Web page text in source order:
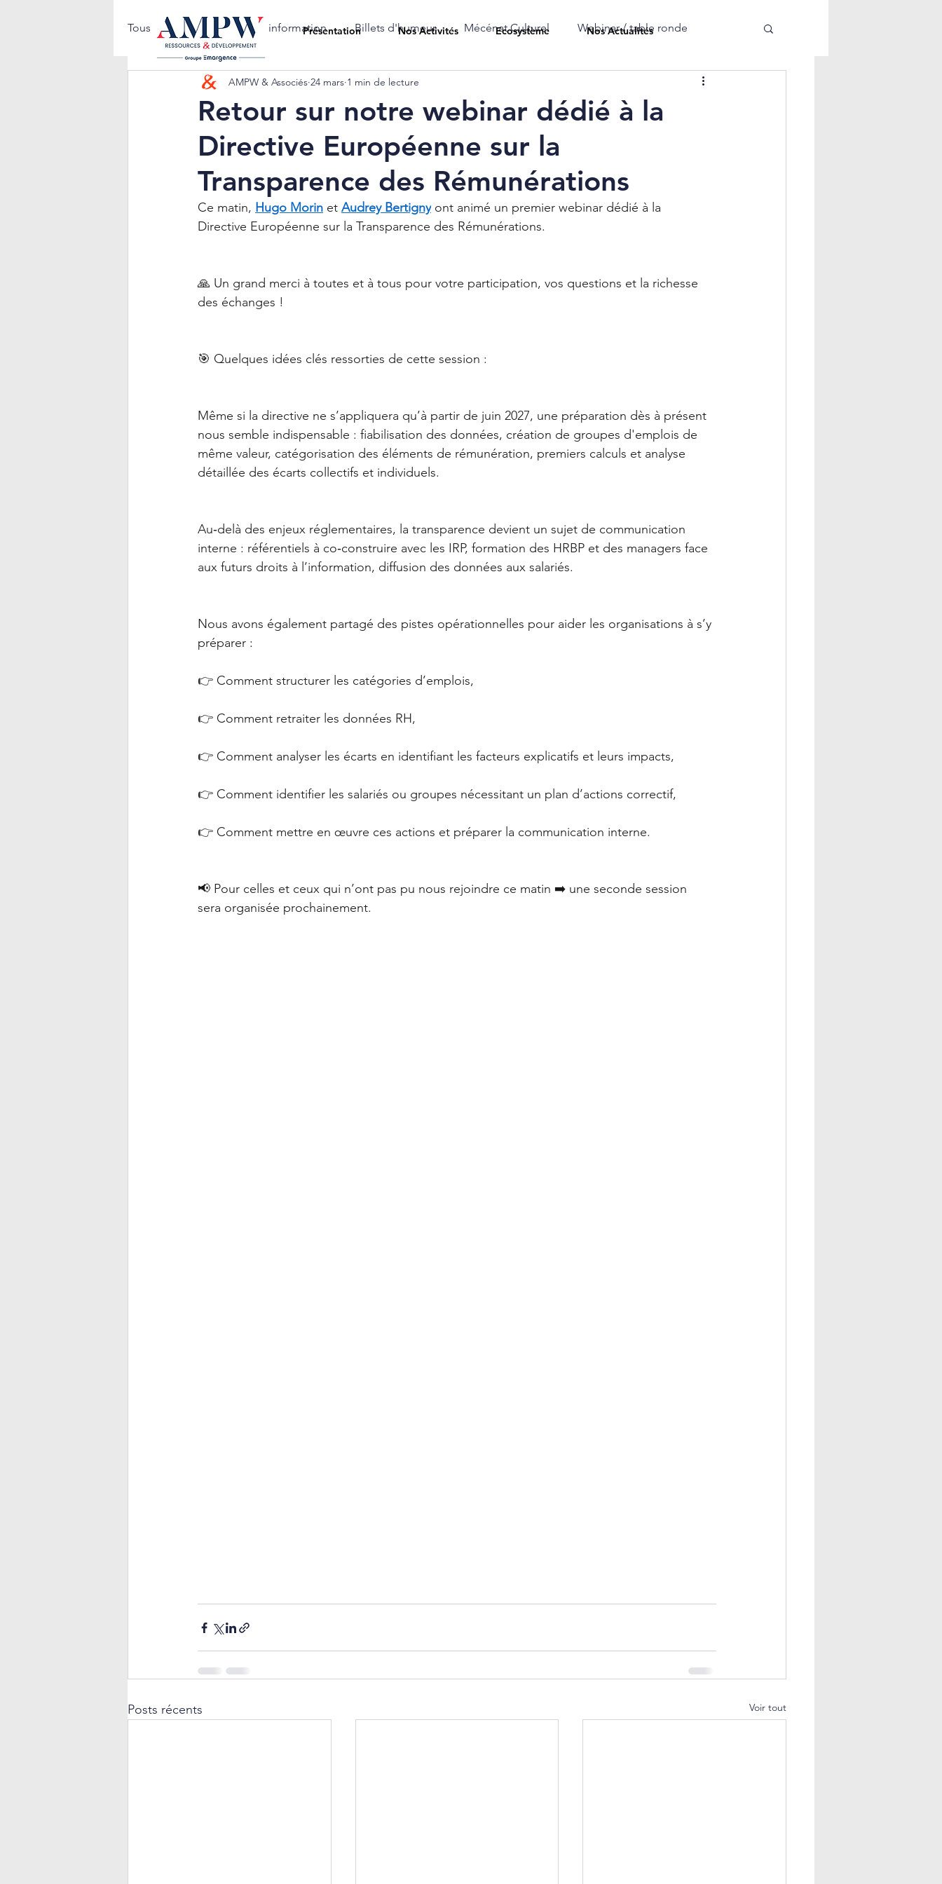
Présentation Nos Activités Ecosystème Nos Actualités
Tous les posts Notes d'information Billets d'humeur Mécénat Culturel Webinar / table ronde
Retour sur notre webinar dédié à la
Directive Européenne sur la
Transparence des Rémunérations
AMPW & Associés 24 mars 1 min de lecture
Ce matin, Hugo Morin et Audrey Bertigny ont animé un premier webinar dédié à la
Directive Européenne sur la Transparence des Rémunérations.
🙏 Un grand merci à toutes et à tous pour votre participation, vos questions et la richesse
des échanges !
🎯 Quelques idées clés ressorties de cette session :
Même si la directive ne s’appliquera qu’à partir de juin 2027, une préparation dès à présent
nous semble indispensable : fiabilisation des données, création de groupes d'emplois de
même valeur, catégorisation des éléments de rémunération, premiers calculs et analyse
détaillée des écarts collectifs et individuels.
Au‑delà des enjeux réglementaires, la transparence devient un sujet de communication
interne : référentiels à co‑construire avec les IRP, formation des HRBP et des managers face
aux futurs droits à l’information, diffusion des données aux salariés.
Nous avons également partagé des pistes opérationnelles pour aider les organisations à s’y
préparer :
👉 Comment structurer les catégories d’emplois,
👉 Comment retraiter les données RH,
👉 Comment analyser les écarts en identifiant les facteurs explicatifs et leurs impacts,
👉 Comment identifier les salariés ou groupes nécessitant un plan d’actions correctif,
👉 Comment mettre en œuvre ces actions et préparer la communication interne.
📢 Pour celles et ceux qui n’ont pas pu nous rejoindre ce matin ➡️ une seconde session
sera organisée prochainement.
Posts récents Voir tout